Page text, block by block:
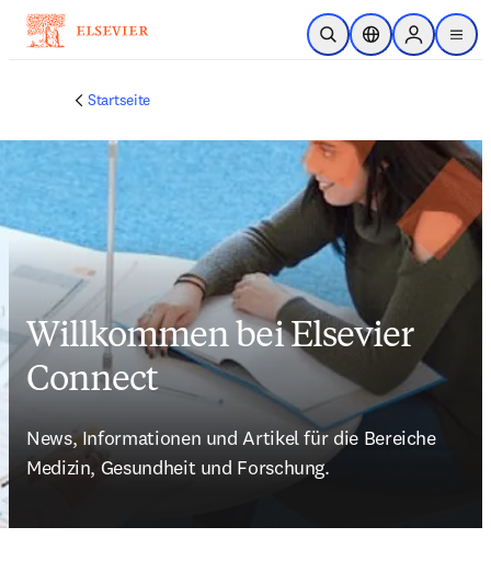
Zum Hauptinhalt wechseln
Suche öffnenStandortauswahl
Sign in to
menu
Startseite
Willkommen bei Elsevier
Connect
News, Informationen und Artikel für die Bereiche
Medizin, Gesundheit und Forschung.